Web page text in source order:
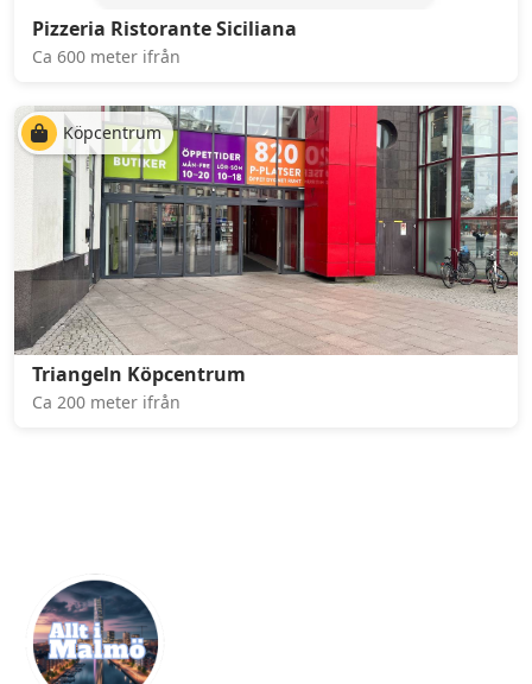
Pizzeria Ristorante Siciliana
Ca 600 meter ifrån
Köpcentrum
Triangeln Köpcentrum
Ca 200 meter ifrån